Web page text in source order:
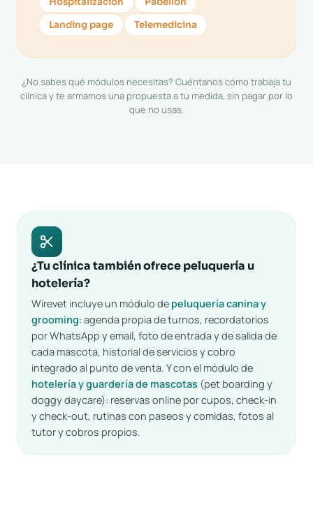
Landing page
Telemedicina
¿No sabes qué módulos necesitas? Cuéntanos cómo trabaja tu
clínicay te armamos una propuesta a tu medida, sin pagar por lo
que no usas.
¿Tu clínica también ofrece peluquería u
hotelería?
Wirevet incluye un módulo de peluquería canina y
grooming: agenda propia de turnos, recordatorios
por WhatsApp y email, foto de entrada y de salida de
cada mascota, historial de servicios y cobro
integrado al punto de venta. Y con el módulo de
hotelería y guardería de mascotas (pet boarding y
doggy daycare): reservas online por cupos, check-in
y check-out, rutinas con paseos y comidas, fotos al
tutor y cobros propios.